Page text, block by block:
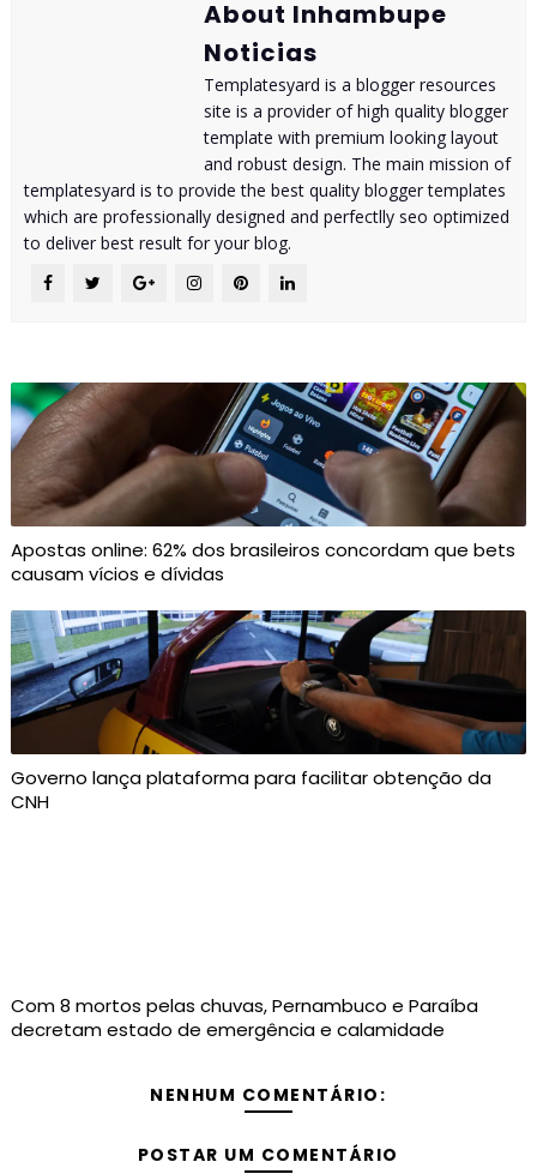
About Inhambupe
Noticias
Templatesyard is a blogger resources
site is a provider of high quality blogger
template with premium looking layout
and robust design. The main mission of
templatesyard is to provide the best quality blogger templates
which are professionally designed and perfectlly seo optimized
to deliver best result for your blog.
Apostas online: 62% dos brasileiros concordam que bets
causam vícios e dívidas
Governo lança plataforma para facilitar obtenção da
CNH
Com 8 mortos pelas chuvas, Pernambuco e Paraíba
decretam estado de emergência e calamidade
NENHUM COMENTÁRIO:
POSTAR UM COMENTÁRIO